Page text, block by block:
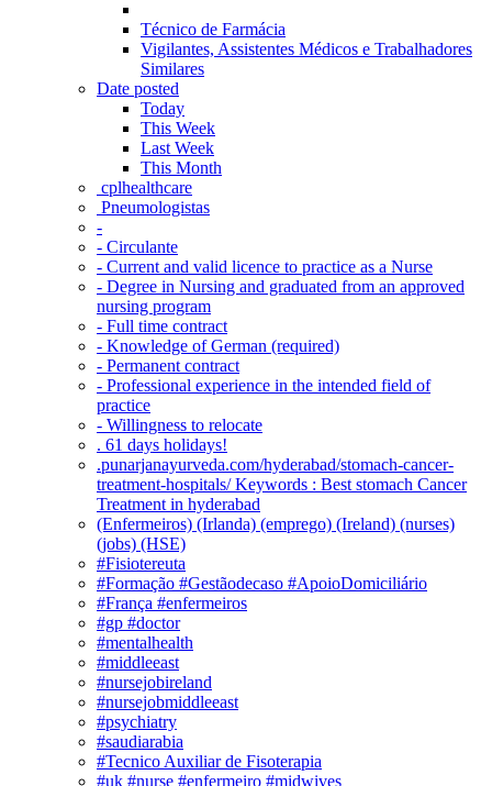
Técnico de Farmácia
Vigilantes, Assistentes Médicos e Trabalhadores
Similares
Date posted
Today
This Week
Last Week
This Month
‎ cplhealthcare‬
Pneumologistas
-
- Circulante
- Current and valid licence to practice as a Nurse
- Degree in Nursing and graduated from an approved
nursing program
- Full time contract
- Knowledge of German (required)
- Permanent contract
- Professional experience in the intended field of
practice
- Willingness to relocate
. 61 days holidays!
.punarjanayurveda.com/hyderabad/stomach-cancer-
treatment-hospitals/ Keywords : Best stomach Cancer
Treatment in hyderabad
(Enfermeiros) (Irlanda) (emprego) (Ireland) (nurses)
(jobs) (HSE)
#Fisiotereuta
#Formação #Gestãodecaso #ApoioDomiciliário
#França #enfermeiros
#gp #doctor
#mentalhealth
#middleeast
#nursejobireland
#nursejobmiddleeast
#psychiatry
#saudiarabia
#Tecnico Auxiliar de Fisoterapia
#uk #nurse #enfermeiro #midwives